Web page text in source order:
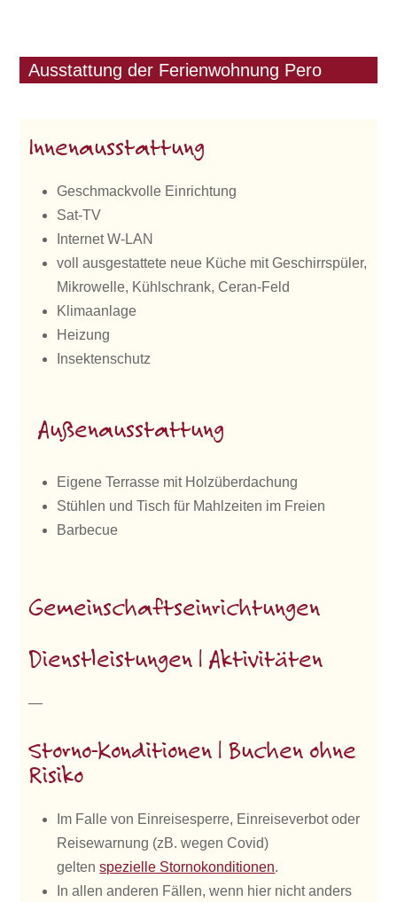
Ausstattung der Ferienwohnung Pero
Innenausstattung
Geschmackvolle Einrichtung
Sat-TV
Internet W-LAN
voll ausgestattete neue Küche mit Geschirrspüler,
Mikrowelle, Kühlschrank, Ceran-Feld
Klimaanlage
Heizung
Insektenschutz
Außenausstattung
Eigene Terrasse mit Holzüberdachung
Stühlen und Tisch für Mahlzeiten im Freien
Barbecue
Gemeinschaftseinrichtungen
Dienstleistungen | Aktivitäten
—
Storno-Konditionen | Buchen ohne
Risiko
Im Falle von Einreisesperre, Einreiseverbot oder
Reisewarnung (zB. wegen Covid)
geltenspezielle Stornokonditionen.
In allen anderen Fällen, wenn hier nicht anders